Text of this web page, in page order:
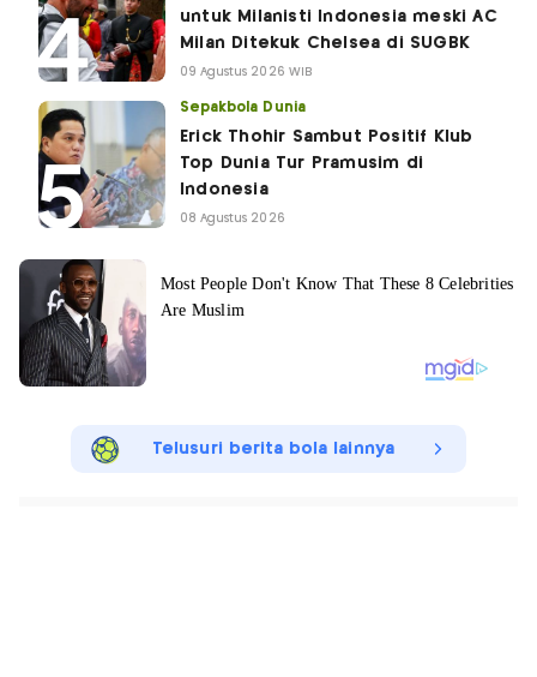
untuk Milanisti Indonesia meski AC
Milan Ditekuk Chelsea di SUGBK
09 Agustus 2026 WIB
Sepakbola Dunia
Erick Thohir Sambut Positif Klub
Top Dunia Tur Pramusim di
Indonesia
08 Agustus 2026
Telusuri berita bola lainnya